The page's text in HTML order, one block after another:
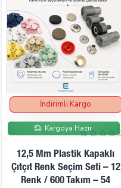
İndirimde
Kargoya Hazır
İndirimli Kargo
12,5 Mm Plastik Kapaklı
Çıtçıt Renk Seçim Seti – 12
Renk / 600 Takım – 54